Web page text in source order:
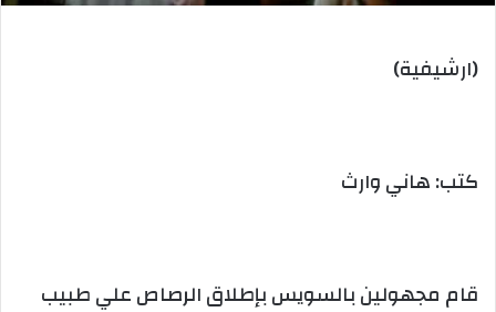
(ارشيفية)
كتب: هاني وارث
قام مجهولين بالسويس بإطلاق الرصاص علي طبيب